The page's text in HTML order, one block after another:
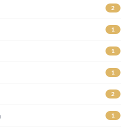
2
1
1
1
2
1